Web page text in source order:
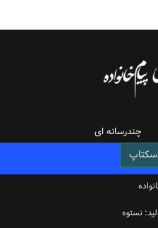
چندرسانه ای
نستوه